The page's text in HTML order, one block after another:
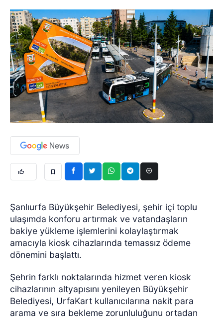
Şanlıurfa Büyükşehir Belediyesi, şehir içi toplu
ulaşımda konforu artırmak ve vatandaşların
bakiye yükleme işlemlerini kolaylaştırmak
amacıyla kiosk cihazlarında temassız ödeme
dönemini başlattı.
Şehrin farklı noktalarında hizmet veren kiosk
cihazlarının altyapısını yenileyen Büyükşehir
Belediyesi, UrfaKart kullanıcılarına nakit para
arama ve sıra bekleme zorunluluğunu ortadan